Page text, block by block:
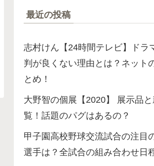
最近の投稿
志村けん【24時間テレビ】ドラ
判が良くない理由とは？ネット
とめ！
大野智の個展【2020】 展示品
覧！話題のパグはあるの？
甲子園高校野球交流試合の注目
選手は？全試合の組み合わせ日